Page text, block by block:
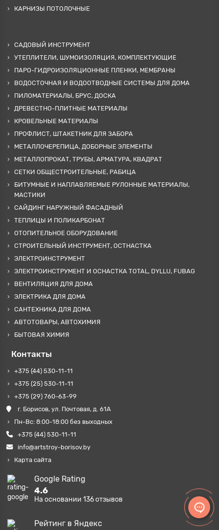
КАРНИЗЫ ПОТОЛОЧНЫЕ
САДОВЫЙ ИНСТРУМЕНТ
УТЕПЛИТЕЛИ, ШУМОИЗОЛЯЦИЯ, КОМПЛЕКТУЮЩИЕ
ПАРО-ГИДРОИЗОЛЯЦИОННЫЕ ПЛЕНКИ, МЕМБРАНЫ
ВОДОСТОЧНАЯ И ВОДООТВОДНЫЕ СИСТЕМЫ ДЛЯ ДОМА
ПИЛОМАТЕРИАЛЫ, БРУС, ДОСКА
ДРЕВЕСТНО-ПЛИТНЫЕ МАТЕРИАЛЫ
КРОВЕЛЬНЫЕ МАТЕРИАЛЫ
ПРОФЛИСТ, ШТАКЕТНИК ДЛЯ ЗАБОРА
МЕТАЛЛОЧЕРЕПИЦА, ДОБОРНЫЕ ЭЛЕМЕНТЫ
МЕТАЛЛОПРОКАТ, ТРУБЫ, АРМАТУРА, КВАДРАТ
СЕТКИ ОБЩЕСТРОИТЕЛЬНЫЕ, РАБИЦА
БИТУМНЫЕ И НАПЛАВЛЯЕМЫЕ РУЛОННЫЕ МАТЕРИАЛЫ,
МАСТИКИ
САЙДИНГ НАРУЖНЫЙ ФАСАДНЫЙ
ТЕПЛИЦЫ И ПОЛИКАРБОНАТ
ОТОПИТЕЛЬНОЕ ОБОРУДОВАНИЕ
СТРОИТЕЛЬНЫЙ ИНСТРУМЕНТ, ОСТНАСТКА
ЭЛЕКТРОИНСТРУМЕНТ
ЭЛЕКТРОИНСТРУМЕНТ И ОСНАСТКА TOTAL, DYLLU, FUBAG
ВЕНТИЛЯЦИЯ ДЛЯ ДОМА
ЭЛЕКТРИКА ДЛЯ ДОМА
САНТЕХНИКА ДЛЯ ДОМА
АВТОТОВАРЫ, АВТОХИМИЯ
БЫТОВАЯ ХИМИЯ
Контакты
+375 (44) 530-11-11
+375 (25) 530-11-11
+375 (29) 760-63-99
г. Борисов, ул. Почтовая, д. 61А
Пн-Вс: 8:00-18:00 без выходных
+375 (44) 530-11-11
info@artstroy-borisov.by
Карта сайта
Google Rating
4.6
На основании 136отзывов
Рейтинг в Яндекс